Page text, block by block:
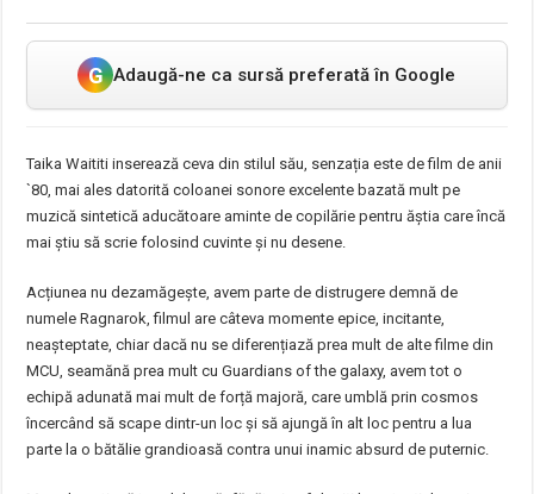
G Adaugă-ne ca sursă preferată în Google
Taika Waititi inserează ceva din stilul său, senzația este de film de anii
`80, mai ales datorită coloanei sonore excelente bazată mult pe
muzică sintetică aducătoare aminte de copilărie pentru ăștia care încă
mai știu să scrie folosind cuvinte și nu desene.
Acțiunea nu dezamăgește, avem parte de distrugere demnă de
numele Ragnarok, filmul are câteva momente epice, incitante,
neașteptate, chiar dacă nu se diferențiază prea mult de alte filme din
MCU, seamănă prea mult cu Guardians of the galaxy, avem tot o
echipă adunată mai mult de forță majoră, care umblă prin cosmos
încercând să scape dintr-un loc și să ajungă în alt loc pentru a lua
parte la o bătălie grandioasă contra unui inamic absurd de puternic.